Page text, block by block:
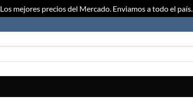
Los mejores precios del Mercado. Enviamos a todo el país.